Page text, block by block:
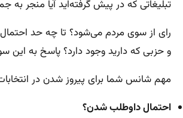
تبلیغاتی که در پیش گرفته‌اید آیا منجر به
رای از سوی مردم می‌شود؟ تا چه حد
و حزبی که دارید وجود دارد؟ پاسخ به این
مهم شانس شما برای پیروز شدن در
احتمال داوطلب شدن؟